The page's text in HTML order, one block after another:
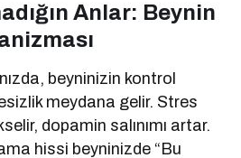
Anlar: Beynin
beyninizin kontrol
meydana gelir. Stres
dopamin salınımı artar.
hissi beyninizde “Bu